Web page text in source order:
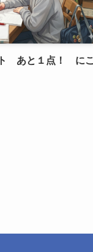
ト あと１点！ にこ